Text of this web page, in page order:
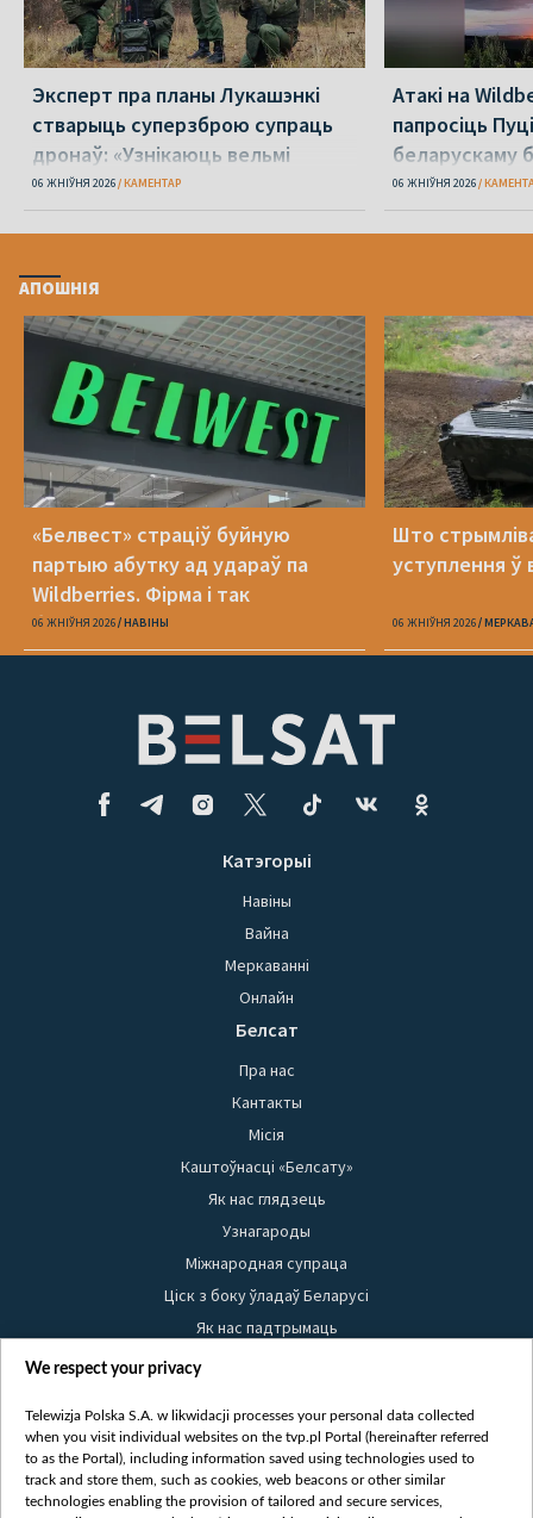
Эксперт пра планы Лукашэнкі
стварыць суперзброю супраць
дронаў: «Узнікаюць вельмі
сур’ёзныя сумневы»
06 ЖНІЎНЯ 2026 КАМЕНТАР
Атакі на
папросіць
беларускаму
06 ЖНІЎНЯ 2026
АПОШНІЯ
«Белвест» страціў буйную
партыю абутку ад удараў па
Wildberries. Фірма і так
банкрутавала
06 ЖНІЎНЯ 2026 НАВІНЫ
Што
уступлення ў
06 ЖНІЎНЯ 2026
Катэгорыі
Навіны
Вайна
Меркаванні
Онлайн
Белсат
Пра нас
Кантакты
Місія
Каштоўнасці «Белсату»
Як нас глядзець
Узнагароды
Міжнародная супраца
Ціск з боку ўладаў Беларусі
Як нас падтрымаць
Правілы выкарыстання матэрыялаў
Бяспека
Youtube
Белсат news
We respect your privacy
Telewizja Polska S.A. w likwidacji processes your personal data collected
when you visit individual websites on the tvp.pl Portal (hereinafter referred
to as the Portal), including information saved using technologies used to
track and store them, such as cookies, web beacons or other similar
technologies enabling the provision of tailored and secure services,